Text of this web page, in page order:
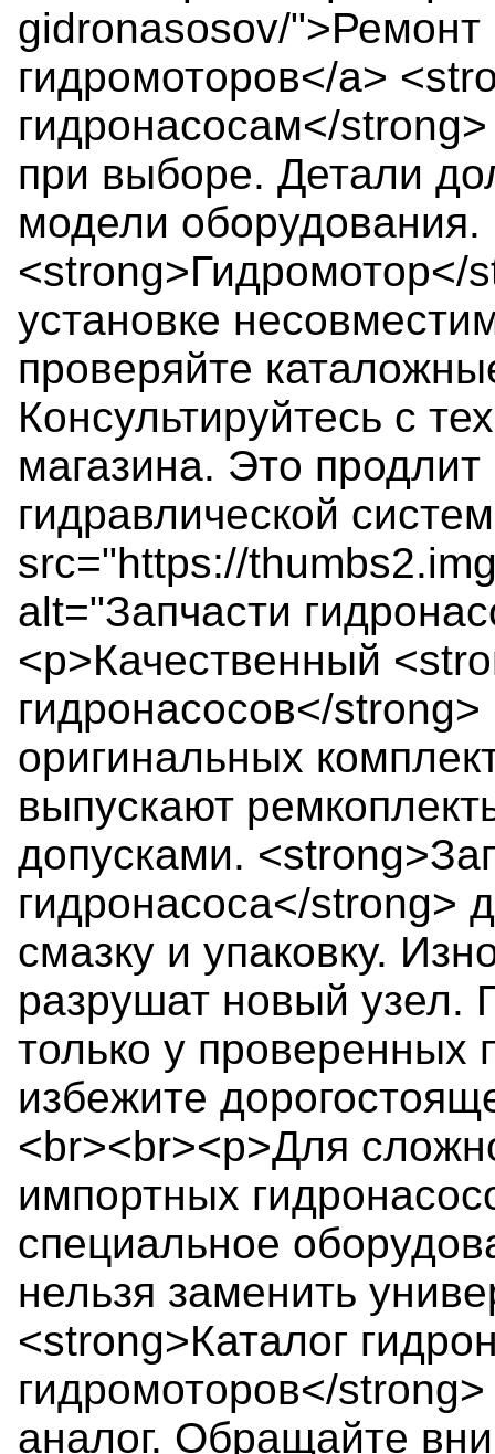
gidronasosov/">Ремонт
гидромоторов</a>
гидронасосам</
при выборе. Детали
модели оборудования.
<strong>Гидромотор</
установке
проверяйте
Консультируйтесь с
магазина. Это продлит
гидравлической
src="https://
alt="Запчасти
<p>Качественный
гидронасосов</
оригинальных
выпускают
допусками.
гидронасоса</strong>
смазку и упаковку.
разрушат новый узел.
только у проверенных
избежите
<br><br><p>Для
импортных
специальное
нельзя заменить
<strong>Каталог
гидромоторов</
аналог. Обращайте